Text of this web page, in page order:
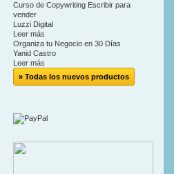
Curso de Copywriting Escribir para
vender
Luzzi Digital
Leer más
Organiza tu Negocio en 30 Días
Yanid Castro
Leer más
» Todas los nuevos productos